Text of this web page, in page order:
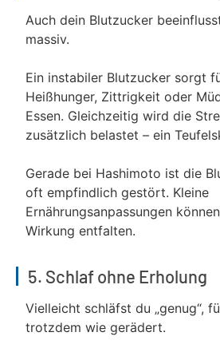
Auch dein Blutzucker
massiv.
Ein instabiler Blutzucker sorgt
Heißhunger, Zittrigkeit oder
Essen. Gleichzeitig wird die
zusätzlich belastet – ein
Gerade bei Hashimoto ist die
oft empfindlich gestört. Kleine
Ernährungsanpassungen
Wirkung entfalten.
5. Schlaf ohne Erholung
Vielleicht schläfst du „genug“,
trotzdem wie gerädert.